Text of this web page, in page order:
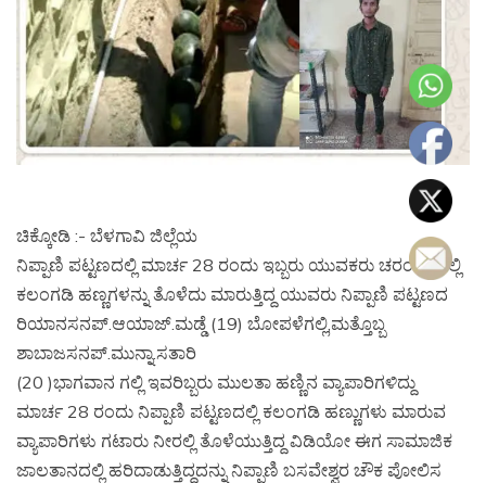
ಚಿಕ್ಕೋಡಿ :- ಬೆಳಗಾವಿ ಜಿಲ್ಲೆಯ
ನಿಪ್ಪಾಣಿ ಪಟ್ಟಣದಲ್ಲಿ ಮಾರ್ಚ 28 ರಂದು ಇಬ್ಬರು ಯುವಕರು ಚರಂಡಿಯಲ್ಲಿ
ಕಲಂಗಡಿ ಹಣ್ಣಗಳನ್ನು ತೊಳೆದು ಮಾರುತ್ತಿದ್ದ ಯುವರು ನಿಪ್ಪಾಣಿ ಪಟ್ಟಣದ
ರಿಯಾನಸನಪ್.ಆಯಾಜ್.ಮಡ್ಡೆ (19) ಬೋಪಳೆಗಲ್ಲಿ,ಮತ್ತೊಬ್ಬ
ಶಾಬಾಜಸನಪ್.ಮುನ್ನಾ.ಸತಾರಿ
(20 )ಭಾಗವಾನ ಗಲ್ಲಿ ಇವರಿಬ್ಬರು ಮುಲತಾ ಹಣ್ಣಿನ ವ್ಯಾಪಾರಿಗಳಿದ್ದು
ಮಾರ್ಚ 28 ರಂದು ನಿಪ್ಪಾಣಿ ಪಟ್ಟಣದಲ್ಲಿ ಕಲಂಗಡಿ ಹಣ್ಣುಗಳು ಮಾರುವ
ವ್ಯಾಪಾರಿಗಳು ಗಟಾರು ನೀರಲ್ಲಿ ತೊಳೆಯುತ್ತಿದ್ದ ವಿಡಿಯೋ ಈಗ ಸಾಮಾಜಿಕ
ಜಾಲತಾನದಲ್ಲಿ ಹರಿದಾಡುತ್ತಿದ್ದದನ್ನು ನಿಪ್ಪಾಣಿ ಬಸವೇಶ್ವರ ಚೌಕ ಪೋಲಿಸ